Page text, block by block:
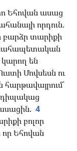
Եհովան ասաց
որդուն.
բարձր տարիքի
նահապետական
են
Մովսեսն ու
4
բոլոր
Եհովան